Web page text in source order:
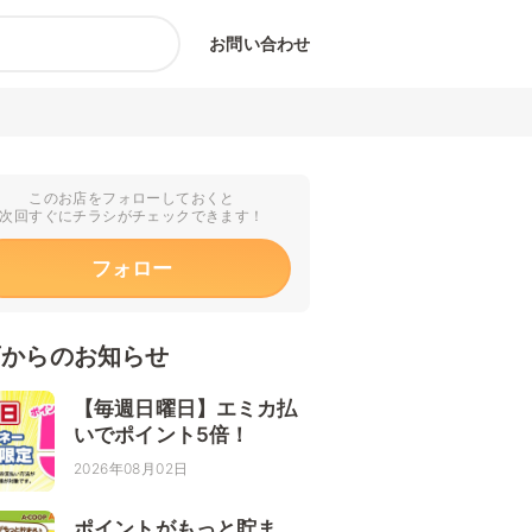
お問い合わせ
このお店をフォローしておくと
次回すぐにチラシがチェックできます！
フォロー
らのお知らせ
【毎週日曜日】エミカ払
いでポイント5倍！
2026年08月02日